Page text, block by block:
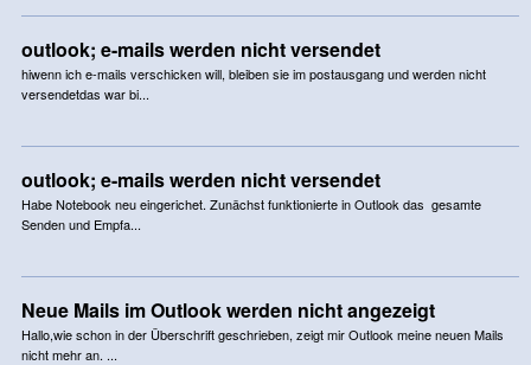
outlook; e-mails werden nicht versendet
hiwenn ich e-mails verschicken will, bleiben sie im postausgang und werden nicht
versendetdas war bi...
outlook; e-mails werden nicht versendet
Habe Notebook neu eingerichet. Zunächst funktionierte in Outlook das gesamte
Senden und Empfa...
Neue Mails im Outlook werden nicht angezeigt
Hallo,wie schon in der Überschrift geschrieben, zeigt mir Outlook meine neuen Mails
nicht mehr an. ...